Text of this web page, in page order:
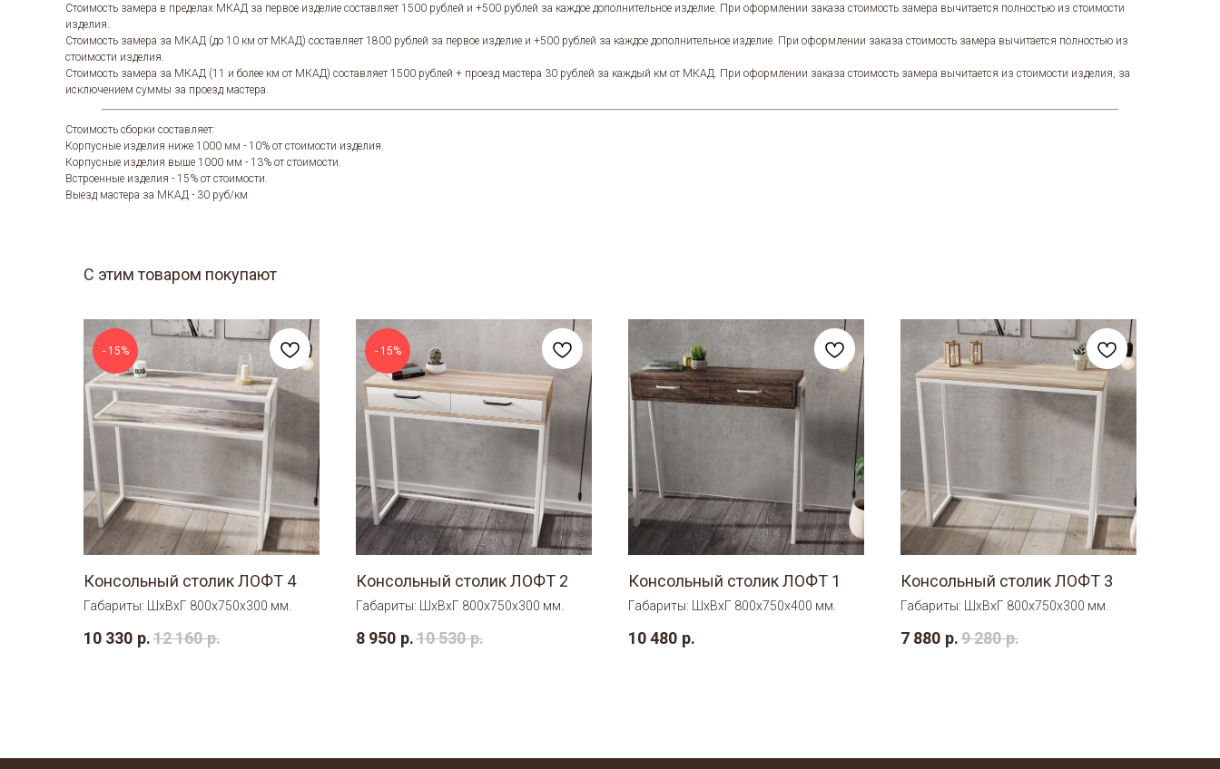
Стоимость замера в пределах МКАД за первое изделие составляет 1500 рублей и +500 рублей за каждое дополнительное изделие. При оформлении заказа стоимость замера вычитается полностью из стоимости
изделия.
Стоимость замера за МКАД (до 10 км от МКАД) составляет 1800 рублей за первое изделие и +500 рублей за каждое дополнительное изделие. При оформлении заказа стоимость замера вычитается полностью из
стоимости изделия.
Стоимость замера за МКАД (11 и более км от МКАД) составляет 1500 рублей + проезд мастера 30 рублей за каждый км от МКАД. При оформлении заказа стоимость замера вычитается из стоимости изделия, за
исключением суммы за проезд мастера.
Стоимость сборки составляет:
Корпусные изделия ниже 1000 мм - 10% от стоимости изделия.
Корпусные изделия выше 1000 мм - 13% от стоимости.
Встроенные изделия - 15% от стоимости.
Выезд мастера за МКАД - 30 руб/км
С этим товаром покупают
- 15%
Консольный столик ЛОФТ 4
Габариты: ШхВхГ 800х750х300 мм.
10 330 р.12 160 р.
- 15%
Консольный столик ЛОФТ 2
Габариты: ШхВхГ 800х750х300 мм.
8 950 р.10 530 р.
Консольный столик ЛОФТ 1
Габариты: ШхВхГ 800х750х400 мм.
10 480 р.
Консольный столик ЛОФТ 3
Габариты: ШхВхГ 800х750х300 мм.
7 880 р.9 280 р.